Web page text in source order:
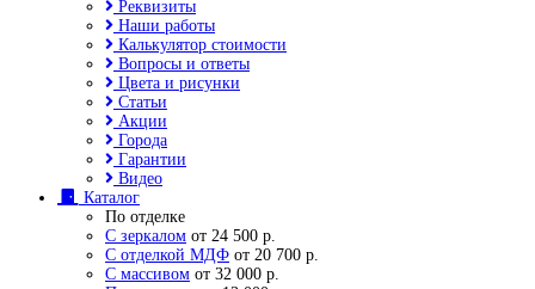
Реквизиты
Наши работы
Калькулятор стоимости
Вопросы и ответы
Цвета и рисунки
Статьи
Акции
Города
Гарантии
Видео
Каталог
По отделке
С зеркалом от 24 500 р.
С отделкой МДФ от 20 700 р.
С массивом от 32 000 р.